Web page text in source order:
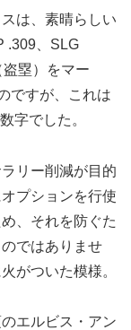
は、素晴らしい
.309、SLG
塁）をマー
ですが、これは
字でした。
リー削減が目的
プションを行使
、それを防ぐた
ではありませ
がついた模様。
エルビス・アン